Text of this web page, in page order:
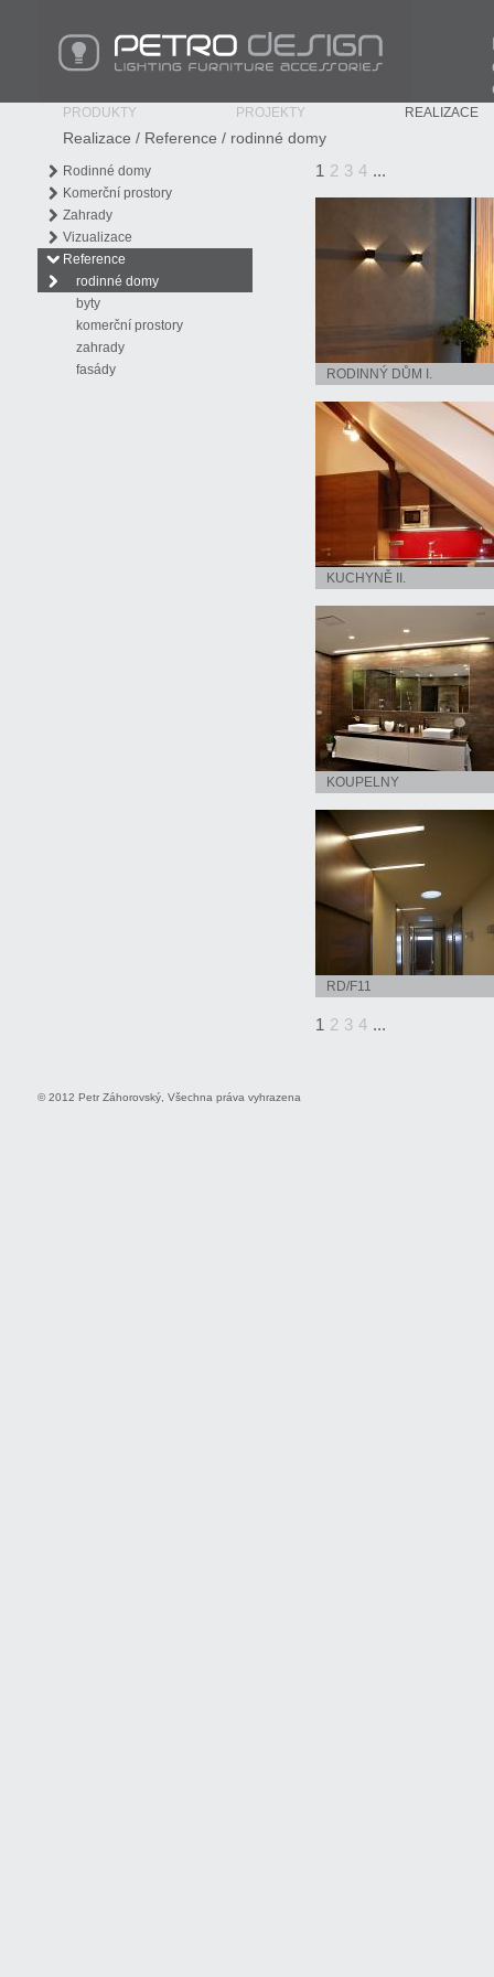
PRODUKTY PROJEKTY REALIZACE
Realizace / Reference / rodinné domy
Rodinné domy
Komerční prostory
Zahrady
Vizualizace
Reference
rodinné domy
byty
komerční prostory
zahrady
fasády
1 2 3 4 ...
RODINNÝ DŮM I.
KUCHYNĚ II.
KOUPELNY
RD/F11
1 2 3 4 ...
© 2012 Petr Záhorovský, Všechna práva vyhrazena